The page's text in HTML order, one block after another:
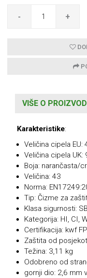
- +
VIŠE O
Karakteristike:
Veličina cipela EU:
Veličina cipela UK:
Boja: narančasta/
Veličina: 43
Norma:
Tip: Čizme za
Klasa sigurnosti: SB
Kategorija: HI, CI,
Certifikacija: kwf
Zaštita od
Težina: 3,11 kg
Odobreno od
gornji dio: 2,6 mm